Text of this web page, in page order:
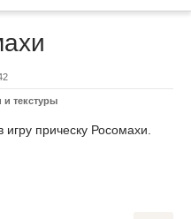
и текстуры
игру прическу Росомахи.